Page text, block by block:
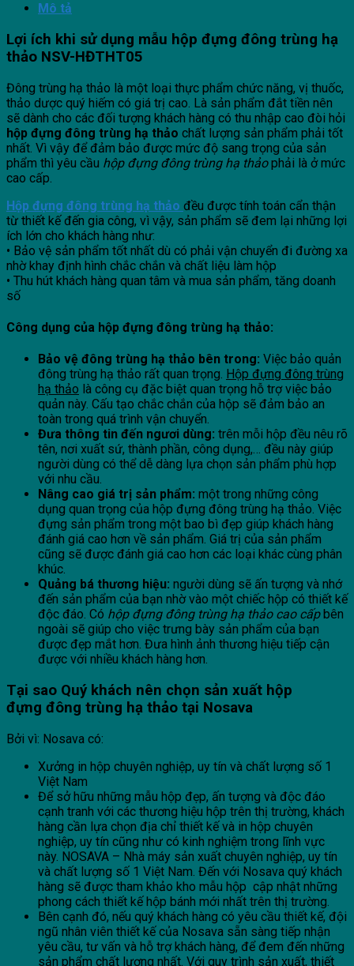
Mô tả
Lợi ích khi sử dụng mẫu hộp đựng đông trùng hạ
thảo NSV-HĐTHT05
Đông trùng hạ thảo là một loại thực phẩm chức năng, vị thuốc,
thảo dược quý hiếm có giá trị cao. Là sản phẩm đắt tiền nên
sẽ dành cho các đối tượng khách hàng có thu nhập cao đòi hỏi
hộp đựng đông trùng hạ thảo chất lượng sản phẩm phải tốt
nhất. Vì vậy để đảm bảo được mức độ sang trọng của sản
phẩm thì yêu cầu hộp đựng đông trùng hạ thảophải là ở mức
cao cấp.
Hộp đựng đông trùng hạ thảo đều được tính toán cẩn thận
từ thiết kế đến gia công, vì vậy, sản phẩm sẽ đem lại những lợi
ích lớn cho khách hàng như:
• Bảo vệ sản phẩm tốt nhất dù có phải vận chuyển đi đường xa
nhờ khay định hình chắc chắn và chất liệu làm hộp
• Thu hút khách hàng quan tâm và mua sản phẩm, tăng doanh
số
Công dụng của hộp đựng đông trùng hạ thảo:
Bảo vệ đông trùng hạ thảo bên trong: Việc bảo quản
đông trùng hạ thảo rất quan trọng. Hộp đựng đông trùng
hạ thảo là công cụ đặc biệt quan trọng hỗ trợ việc bảo
quản này. Cấu tạo chắc chắn của hộp sẽ đảm bảo an
toàn trong quá trình vận chuyển.
Đưa thông tin đến ngươi dùng: trên mỗi hộp đều nêu rõ
tên, nơi xuất sứ, thành phần, công dụng,… đều này giúp
người dùng có thể dễ dàng lựa chọn sản phẩm phù hợp
với nhu cầu.
Nâng cao giá trị sản phẩm: một trong những công
dụng quan trọng của hộp đựng đông trùng hạ thảo. Việc
đựng sản phẩm trong một bao bì đẹp giúp khách hàng
đánh giá cao hơn về sản phẩm. Giá trị của sản phẩm
cũng sẽ được đánh giá cao hơn các loại khác cùng phân
khúc.
Quảng bá thương hiệu: người dùng sẽ ấn tượng và nhớ
đến sản phẩm của bạn nhờ vào một chiếc hộp có thiết kế
độc đáo. Có hộp đựng đông trùng hạ thảo cao cấpbên
ngoài sẽ giúp cho việc trưng bày sản phẩm của bạn
được đẹp mắt hơn. Đưa hình ảnh thương hiệu tiếp cận
được với nhiều khách hàng hơn.
Tại sao Quý khách nên chọn sản xuất hộp
đựng đông trùng hạ thảo tại Nosava
Bởi vì: Nosava có:
Xưởng in hộp chuyên nghiệp, uy tín và chất lượng số 1
Việt Nam
Để sở hữu những mẫu hộp đẹp, ấn tượng và độc đáo
cạnh tranh với các thương hiệu hộp trên thị trường, khách
hàng cần lựa chọn địa chỉ thiết kế và in hộp chuyên
nghiệp, uy tín cũng như có kinh nghiệm trong lĩnh vực
này. NOSAVA – Nhà máy sản xuất chuyên nghiệp, uy tín
và chất lượng số 1 Việt Nam. Đến với Nosava quý khách
hàng sẽ được tham khảo kho mẫu hộp cập nhật những
phong cách thiết kế hộp bánh mới nhất trên thị trường.
Bên cạnh đó, nếu quý khách hàng có yêu cầu thiết kế, đội
ngũ nhân viên thiết kế của Nosava sẵn sàng tiếp nhận
yêu cầu, tư vấn và hỗ trợ khách hàng, để đem đến những
sản phẩm chất lượng nhất. Với quy trình sản xuất, thiết